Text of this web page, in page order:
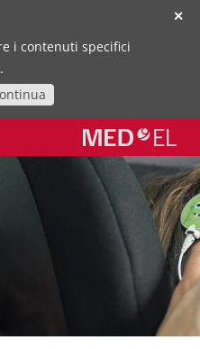
✕
i contenuti specifici